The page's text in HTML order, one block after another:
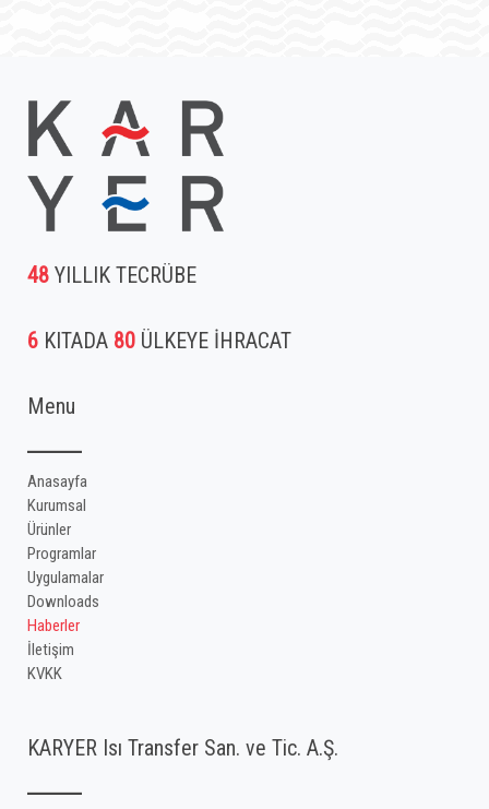
48 YILLIK TECRÜBE
6 KITADA 80 ÜLKEYE İHRACAT
Menu
Anasayfa
Kurumsal
Ürünler
Programlar
Uygulamalar
Downloads
Haberler
İletişim
KVKK
KARYER Isı Transfer San. ve Tic. A.Ş.